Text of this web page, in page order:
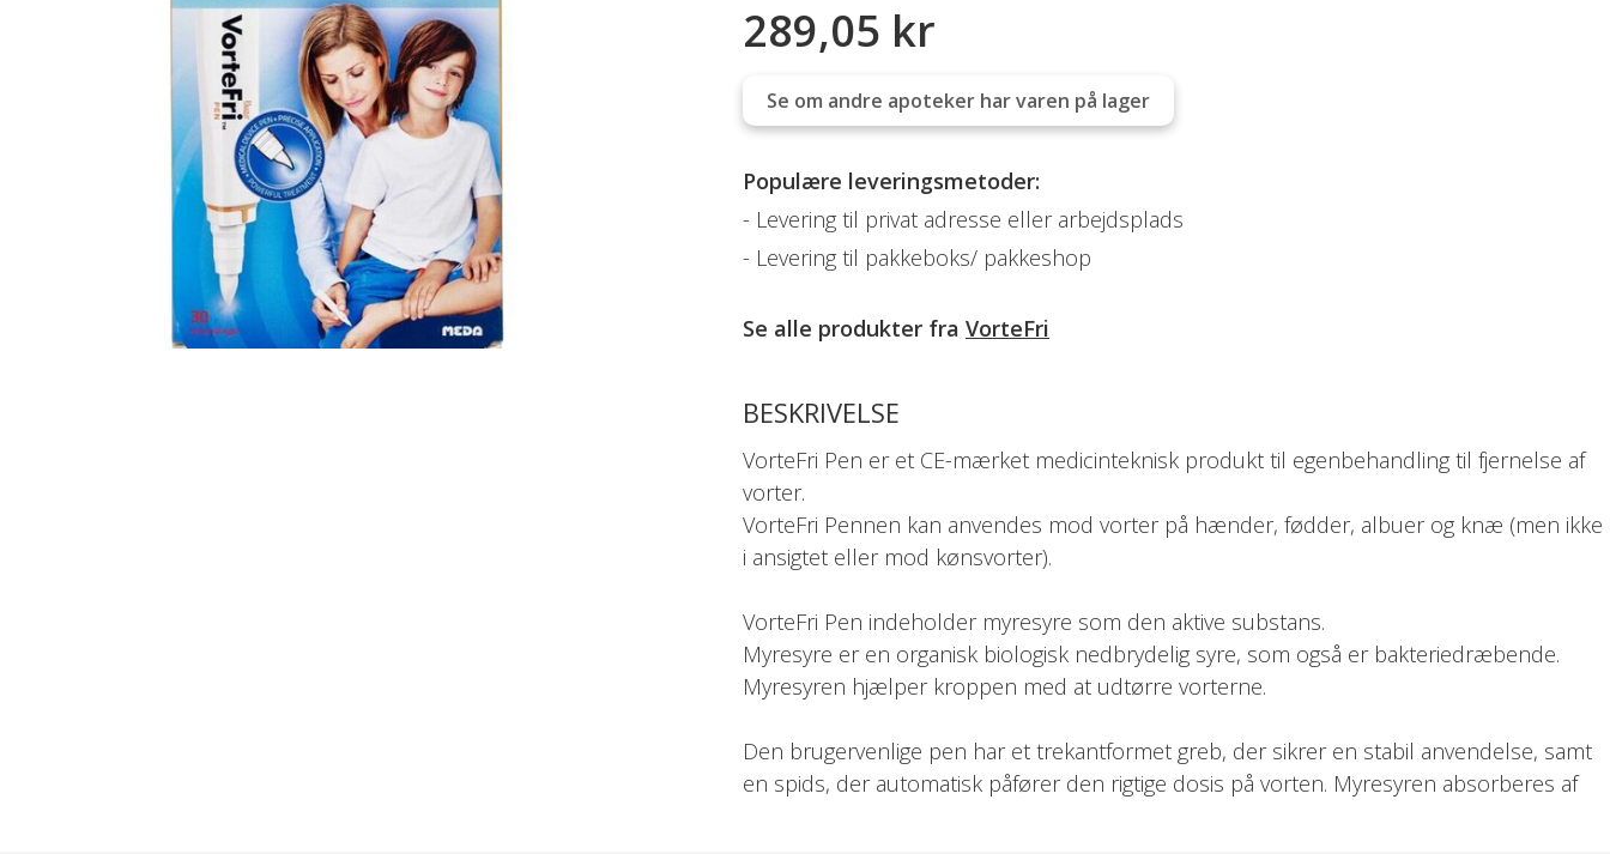
289,05 kr
Se om andre apoteker har varen på lager
Populære leveringsmetoder:
Levering til privat adresse eller arbejdsplads
Levering til pakkeboks/ pakkeshop
Se alle produkter fra VorteFri
BESKRIVELSE
VorteFri Pen er et CE-mærket medicinteknisk produkt til egenbehandling til fjernelse af
vorter.
VorteFri Pennen kan anvendes mod vorter på hænder, fødder, albuer og knæ (men ikke
i ansigtet eller mod kønsvorter).
VorteFri Pen indeholder myresyre som den aktive substans.
Myresyre er en organisk biologisk nedbrydelig syre, som også er bakteriedræbende.
Myresyren hjælper kroppen med at udtørre vorterne.
Den brugervenlige pen har et trekantformet greb, der sikrer en stabil anvendelse, samt
en spids, der automatisk påfører den rigtige dosis på vorten. Myresyren absorberes af